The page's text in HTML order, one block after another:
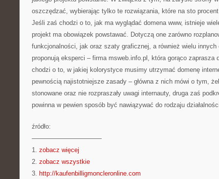
oszczędzać, wybierając tylko te rozwiązania, które na sto
Jeśli zaś chodzi o to, jak ma wyglądać domena www, istnieje
projekt ma obowiązek powstawać. Dotyczą one zarówno
funkcjonalności, jak oraz szaty graficznej, a również wielu innych
proponują eksperci – firma msweb.info.pl, która gorąco zaprasza
chodzi o to, w jakiej kolorystyce musimy utrzymać domenę
pewnością najistotniejsze zasady – główna z nich mówi o tym,
stonowane oraz nie rozpraszały uwagi internauty, druga zaś
powinna w pewien sposób być nawiązywać do rodzaju
źródło:
———————————
1. zobacz więcej
2. zobacz wszystkie
3. http://kaufenbilligmoncleronline.com